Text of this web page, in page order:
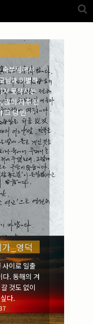
부님께서
님과 이별하
지 못하시는
많이 자주 전
그 텅 빈 공
위로의 편지
렸다.
_영덕
사이로 일출
다. 동해의 겨
것도 없이
다.